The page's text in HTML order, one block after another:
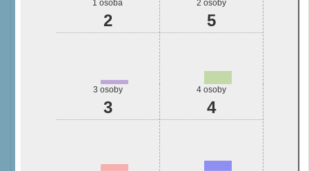
1 osoba
2
2 osoby
5
3 osoby
3
4 osoby
4